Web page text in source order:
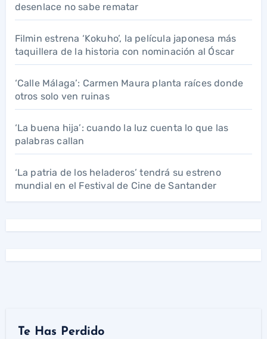
desenlace no sabe rematar
Filmin estrena ‘Kokuho’, la película japonesa más
taquillera de la historia con nominación al Óscar
‘Calle Málaga’: Carmen Maura planta raíces donde
otros solo ven ruinas
‘La buena hija’: cuando la luz cuenta lo que las
palabras callan
‘La patria de los heladeros’ tendrá su estreno
mundial en el Festival de Cine de Santander
Te Has Perdido